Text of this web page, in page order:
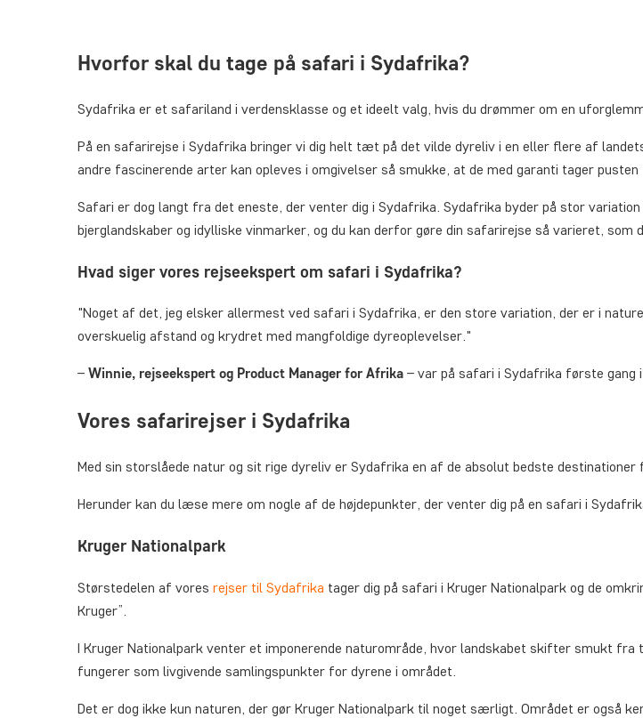
Hvorfor skal du tage på safari i Sydafrika?
Sydafrika er et safariland i verdensklasse og et ideelt valg, hvis du drømmer om en
På en safarirejse i Sydafrika bringer vi dig helt tæt på det vilde dyreliv i en eller flere af
andre fascinerende arter kan opleves i omgivelser så smukke, at de med garanti tager pusten
Safari er dog langt fra det eneste, der venter dig i Sydafrika. Sydafrika byder på stor
bjerglandskaber og idylliske vinmarker, og du kan derfor gøre din safarirejse så varieret, som
Hvad siger vores rejseekspert om safari i Sydafrika?
"Noget af det, jeg elsker allermest ved safari i Sydafrika, er den store variation, der er i
overskuelig afstand og krydret med mangfoldige dyreoplevelser."
– Winnie, rejseekspert og Product Manager for Afrika – var på safari i Sydafrika første gang i
Vores safarirejser i Sydafrika
Med sin storslåede natur og sit rige dyreliv er Sydafrika en af de absolut bedste
Herunder kan du læse mere om nogle af de højdepunkter, der venter dig på en safari i
Kruger Nationalpark
Størstedelen af vores rejser til Sydafrika tager dig på safari i Kruger Nationalpark og de
Kruger”.
I Kruger Nationalpark venter et imponerende naturområde, hvor landskabet skifter smukt
fungerer som livgivende samlingspunkter for dyrene i området.
Det er dog ikke kun naturen, der gør Kruger Nationalpark til noget særligt. Området er også